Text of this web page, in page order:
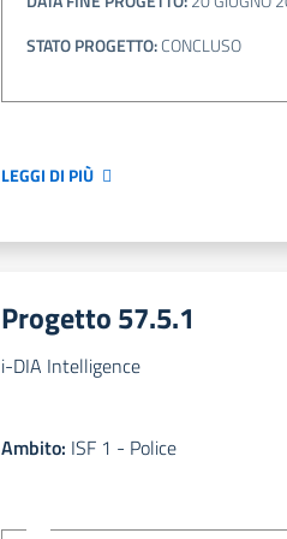
STATO PROGETTO:CONCLUSO
LEGGI DI PIÙ
Progetto 57.5.1
i-DIA Intelligence
Ambito: ISF 1 - Police